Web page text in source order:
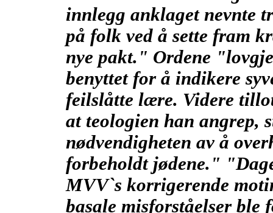
innlegg anklaget nevnte
på folk ved å sette fram
nye pakt." Ordene
benyttet for å indikere
feilslåtte lære. Videre
at teologien han angrep,
nødvendigheten av å
forbeholdt jødene."
MVV`s korrigerende
basale misforståelser